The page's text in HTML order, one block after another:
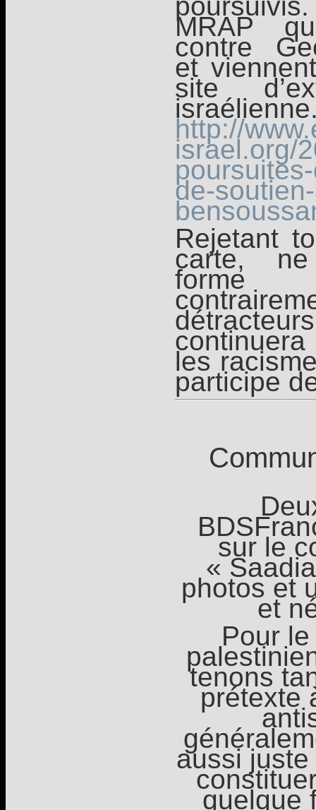
MRAP
contre
et
site
http://
israel.org/
de-
Rejetant
carte,
forme
les
participe
sur le
«
photos et
et
Pour
tenons
prétexte
aussi
quelque